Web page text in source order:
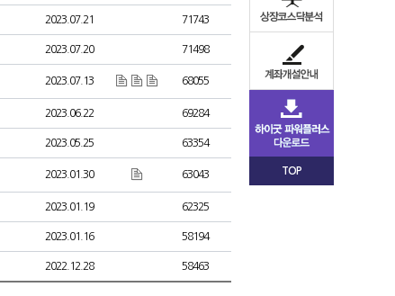
2023.07.21 71743
2023.07.20 71498
2023.07.13 68055
2023.06.22 69284
2023.05.25 63354
2023.01.30 63043
2023.01.19 62325
2023.01.16 58194
2022.12.28 58463
TOP